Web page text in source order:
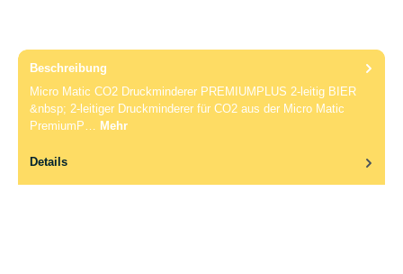
Beschreibung
Micro Matic CO2 Druckminderer PREMIUMPLUS 2-leitig BIER
&nbsp; 2-leitiger Druckminderer für CO2 aus der Micro Matic
PremiumP… Mehr
Details